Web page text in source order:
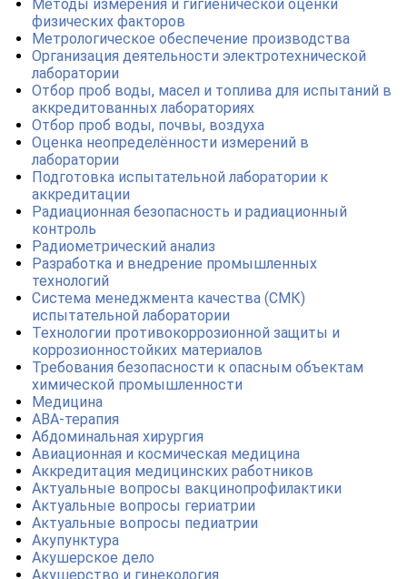
Методы измерения и гигиенической оценки
физических факторов
Метрологическое обеспечение производства
Организация деятельности электротехнической
лаборатории
Отбор проб воды, масел и топлива для испытаний в
аккредитованных лабораториях
Отбор проб воды, почвы, воздуха
Оценка неопределённости измерений в
лаборатории
Подготовка испытательной лаборатории к
аккредитации
Радиационная безопасность и радиационный
контроль
Радиометрический анализ
Разработка и внедрение промышленных
технологий
Система менеджмента качества (СМК)
испытательной лаборатории
Технологии противокоррозионной защиты и
коррозионностойких материалов
Требования безопасности к опасным объектам
химической промышленности
Медицина
АВА-терапия
Абдоминальная хирургия
Авиационная и космическая медицина
Аккредитация медицинских работников
Актуальные вопросы вакцинопрофилактики
Актуальные вопросы гериатрии
Актуальные вопросы педиатрии
Акупунктура
Акушерское дело
Акушерство и гинекология